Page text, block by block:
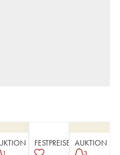
1
FESTPREISE AUKTION
3